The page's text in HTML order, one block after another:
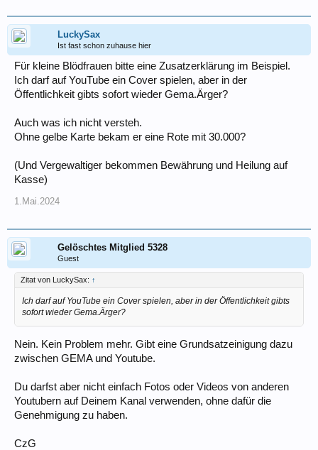
LuckySax
Ist fast schon zuhause hier
Für kleine Blödfrauen bitte eine Zusatzerklärung im Beispiel.
Ich darf auf YouTube ein Cover spielen, aber in der
Öffentlichkeit gibts sofort wieder Gema.Ärger?
Auch was ich nicht versteh.
Ohne gelbe Karte bekam er eine Rote mit 30.000?
(Und Vergewaltiger bekommen Bewährung und Heilung auf
Kasse)
1.Mai.2024
Gelöschtes Mitglied 5328
Guest
Zitat von LuckySax: ↑
Ich darf auf YouTube ein Cover spielen, aber in der Öffentlichkeit gibts
sofort wieder Gema.Ärger?
Nein. Kein Problem mehr. Gibt eine Grundsatzeinigung dazu
zwischen GEMA und Youtube.
Du darfst aber nicht einfach Fotos oder Videos von anderen
Youtubern auf Deinem Kanal verwenden, ohne dafür die
Genehmigung zu haben.
CzG